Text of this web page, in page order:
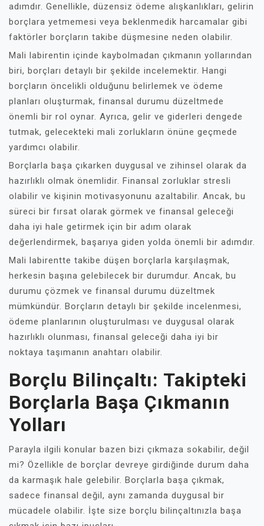
adımdır. Genellikle, düzensiz ödeme alışkanlıkları, gelirin
borçlara yetmemesi veya beklenmedik harcamalar gibi
faktörler borçların takibe düşmesine neden olabilir.
Mali labirentin içinde kaybolmadan çıkmanın yollarından
biri, borçları detaylı bir şekilde incelemektir. Hangi
borçların öncelikli olduğunu belirlemek ve ödeme
planları oluşturmak, finansal durumu düzeltmede
önemli bir rol oynar. Ayrıca, gelir ve giderleri dengede
tutmak, gelecekteki mali zorlukların önüne geçmede
yardımcı olabilir.
Borçlarla başa çıkarken duygusal ve zihinsel olarak da
hazırlıklı olmak önemlidir. Finansal zorluklar stresli
olabilir ve kişinin motivasyonunu azaltabilir. Ancak, bu
süreci bir fırsat olarak görmek ve finansal geleceği
daha iyi hale getirmek için bir adım olarak
değerlendirmek, başarıya giden yolda önemli bir adımdır.
Mali labirentte takibe düşen borçlarla karşılaşmak,
herkesin başına gelebilecek bir durumdur. Ancak, bu
durumu çözmek ve finansal durumu düzeltmek
mümkündür. Borçların detaylı bir şekilde incelenmesi,
ödeme planlarının oluşturulması ve duygusal olarak
hazırlıklı olunması, finansal geleceği daha iyi bir
noktaya taşımanın anahtarı olabilir.
Borçlu Bilinçaltı: Takipteki
Borçlarla Başa Çıkmanın
Yolları
Parayla ilgili konular bazen bizi çıkmaza sokabilir, değil
mi? Özellikle de borçlar devreye girdiğinde durum daha
da karmaşık hale gelebilir. Borçlarla başa çıkmak,
sadece finansal değil, aynı zamanda duygusal bir
mücadele olabilir. İşte size borçlu bilinçaltınızla başa